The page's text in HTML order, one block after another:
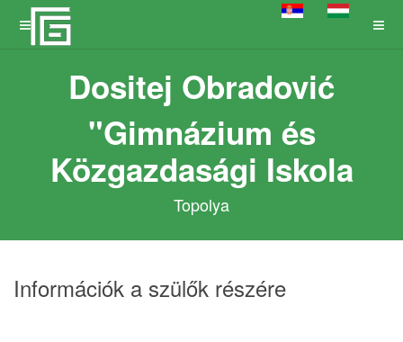
Dositej Obradović
"Gimnázium és
Közgazdasági Iskola
Topolya
Információk a szülők részére